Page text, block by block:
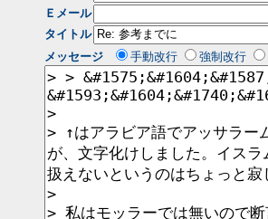
Ｅメール
タイトル
メッセージ
手動改行 強制改行